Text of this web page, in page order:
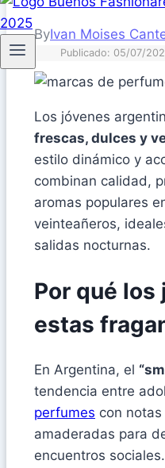
ByIvan Moises
Publicado: 05/07/
Los jóvenes
frescas, dulces y
estilo dinámico y
combinan calidad,
aromas populares
veinteañeros,
salidas nocturnas.
Por qué los
estas
En Argentina, el
tendencia entre
perfumes con
amaderadas para
encuentros